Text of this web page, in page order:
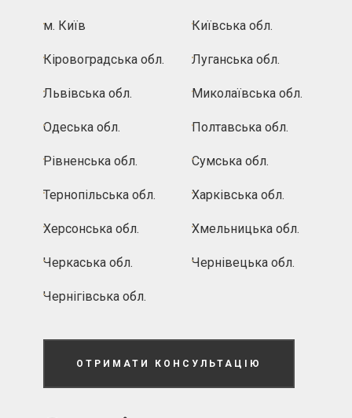
м. Київ Київська обл.
Кіровоградська обл. Луганська обл.
Львівська обл. Миколаївська обл.
Одеська обл. Полтавська обл.
Рівненська обл. Сумська обл.
Тернопільська обл. Харківська обл.
Херсонська обл. Хмельницька обл.
Черкаська обл. Чернівецька обл.
Чернігівська обл.
ОТРИМАТИ КОНСУЛЬТАЦІЮ